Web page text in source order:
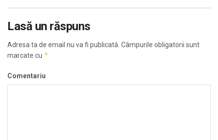
Lasă un răspuns
Adresa ta de email nu va fi publicată. Câmpurile obligatorii sunt
marcate cu *
Comentariu